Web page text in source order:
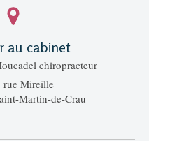
au cabinet
chiropracteur
rue Mireille
Martin-de-Crau